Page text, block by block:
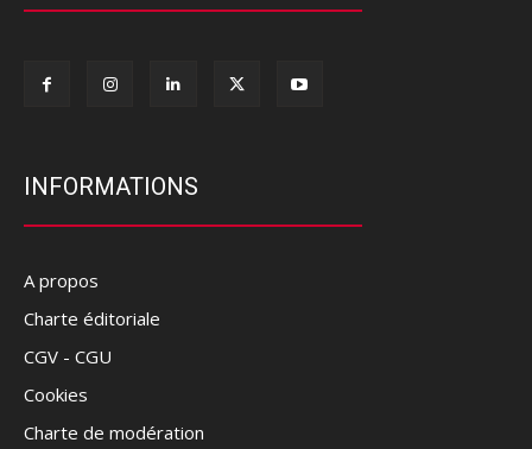
INFORMATIONS
A propos
Charte éditoriale
CGV - CGU
Cookies
Charte de modération